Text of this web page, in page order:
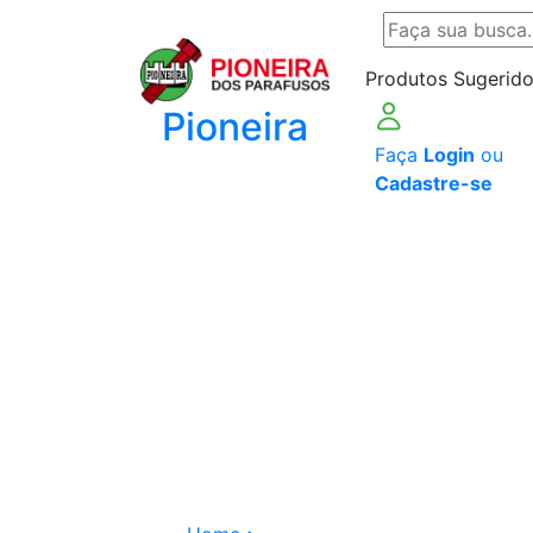
Pioneira
Produtos
Faça Login ou
Cadastre-se